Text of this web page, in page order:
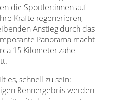
die Sportler:innen auf
Kräfte regenerieren,
Anstieg durch das
Panorama macht
15 Kilometer zähe
es, schnell zu sein:
Rennergebnis werden